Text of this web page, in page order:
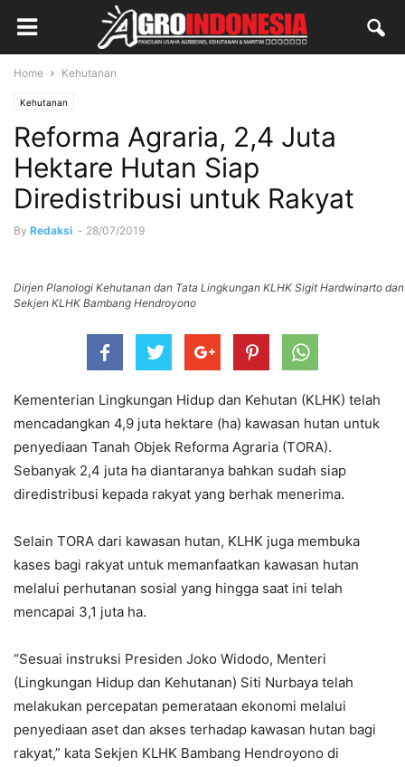
Home Kehutanan
Kehutanan
Reforma Agraria, 2,4 Juta
Hektare Hutan Siap
Diredistribusi untuk Rakyat
By Redaksi - 28/07/2019
Dirjen Planologi Kehutanan dan Tata Lingkungan KLHK Sigit Hardwinarto dan
Sekjen KLHK Bambang Hendroyono
Kementerian Lingkungan Hidup dan Kehutan (KLHK) telah
mencadangkan 4,9 juta hektare (ha) kawasan hutan untuk
penyediaan Tanah Objek Reforma Agraria (TORA).
Sebanyak 2,4 juta ha diantaranya bahkan sudah siap
diredistribusi kepada rakyat yang berhak menerima.
Selain TORA dari kawasan hutan, KLHK juga membuka
kases bagi rakyat untuk memanfaatkan kawasan hutan
melalui perhutanan sosial yang hingga saat ini telah
mencapai 3,1 juta ha.
“Sesuai instruksi Presiden Joko Widodo, Menteri
(Lingkungan Hidup dan Kehutanan) Siti Nurbaya telah
melakukan percepatan pemerataan ekonomi melalui
penyediaan aset dan akses terhadap kawasan hutan bagi
rakyat,” kata Sekjen KLHK Bambang Hendroyono di